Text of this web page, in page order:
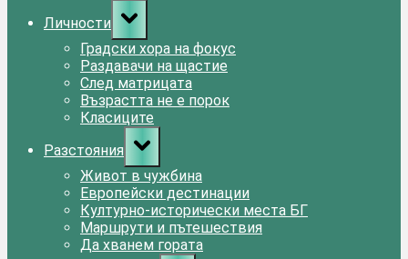
Личности
Toggle
sub-
menu
Градски хора на фокус
Раздавачи на щастие
След матрицата
Възрастта не е порок
Класиците
Разстояния
Toggle
sub-
menu
Живот в чужбина
Европейски дестинации
Културно-исторически места БГ
Маршрути и пътешествия
Да хванем гората